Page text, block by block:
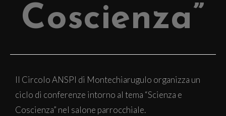
Coscienza”
Il Circolo ANSPI di Montechiarugulo organizza un
ciclo di conferenze intorno al tema “Scienza e
Coscienza” nel salone parrocchiale.